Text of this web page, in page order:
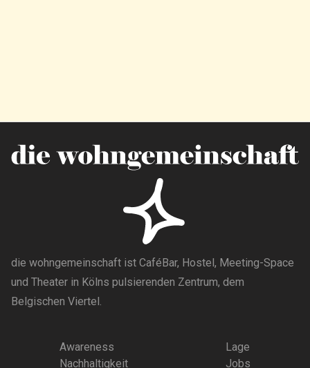
die wohngemeinschaft ist CaféBar, Hostel, Meeting-Space
und Theater in Kölns pulsierenden Zentrum, dem
Belgischen Viertel.
Awareness
Nachhaltigkeit
Lage
Jobs